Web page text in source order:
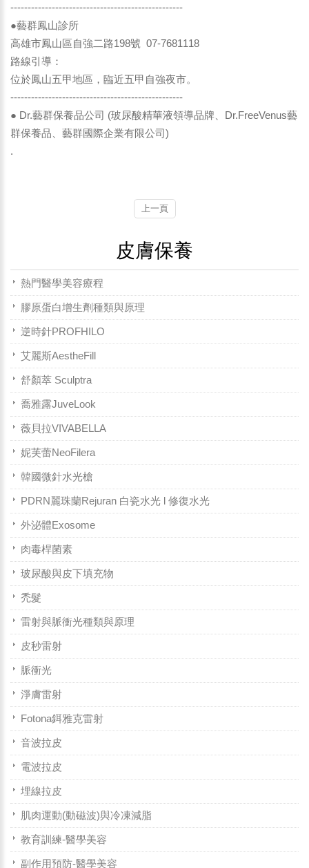
--------------------------------------------------
●藝群鳳山診所
高雄市鳳山區自強二路198號 07-7681118
路線引導：
位於鳳山五甲地區，臨近五甲自強夜市。
--------------------------------------------------
● Dr.藝群保養品公司 (玻尿酸精華液領導品牌、Dr.FreeVenus藝
群保養品、藝群國際企業有限公司)
.
上一頁
皮膚保養
熱門醫學美容療程
膠原蛋白增生劑種類與原理
逆時針PROFHILO
艾麗斯AestheFill
舒顏萃 Sculptra
喬雅露JuveLook
薇貝拉VIVABELLA
妮芙蕾NeoFilera
韓國微針水光槍
PDRN麗珠蘭Rejuran 白瓷水光 l 修復水光
外泌體Exosome
肉毒桿菌素
玻尿酸與皮下填充物
禿髮
雷射與脈衝光種類與原理
皮秒雷射
脈衝光
淨膚雷射
Fotona鉺雅克雷射
音波拉皮
電波拉皮
埋線拉皮
肌肉運動(動磁波)與冷凍減脂
教育訓練-醫學美容
副作用預防-醫學美容